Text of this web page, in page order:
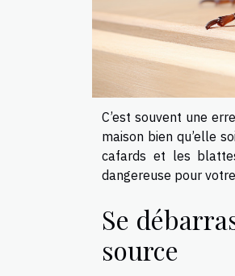
C’est souvent une
maison bien qu’elle
cafards et les
dangereuse pour
Se
source